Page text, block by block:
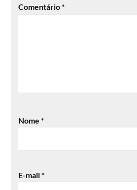
Comentário*
Nome*
E-mail*